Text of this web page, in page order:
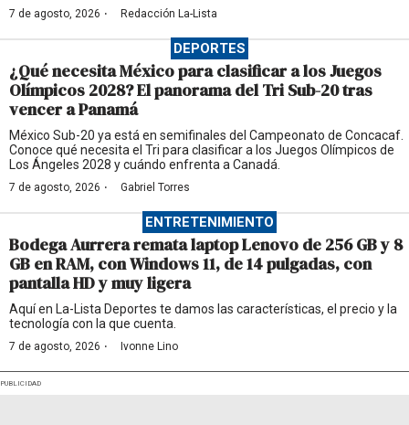
7 de agosto, 2026 · Redacción La-Lista
DEPORTES
¿Qué necesita México para clasificar a los Juegos
Olímpicos 2028? El panorama del Tri Sub-20 tras
vencer a Panamá
México Sub-20 ya está en semifinales del Campeonato de Concacaf.
Conoce qué necesita el Tri para clasificar a los Juegos Olímpicos de
Los Ángeles 2028 y cuándo enfrenta a Canadá.
7 de agosto, 2026 · Gabriel Torres
ENTRETENIMIENTO
Bodega Aurrera remata laptop Lenovo de 256 GB y 8
GB en RAM, con Windows 11, de 14 pulgadas, con
pantalla HD y muy ligera
Aquí en La-Lista Deportes te damos las características, el precio y la
tecnología con la que cuenta.
7 de agosto, 2026 · Ivonne Lino
PUBLICIDAD